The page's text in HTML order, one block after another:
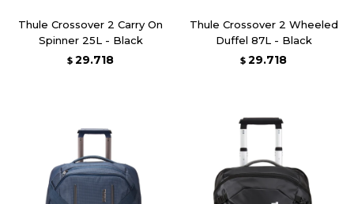
Thule Crossover 2 Carry On
Spinner 25L - Black
$ 29.718
Thule Crossover 2 Wheeled
Duffel 87L - Black
$ 29.718